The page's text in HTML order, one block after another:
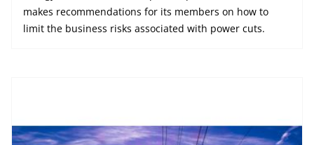
makes recommendations for its members on how to
limit the business risks associated with power cuts.